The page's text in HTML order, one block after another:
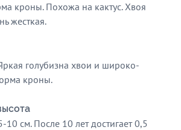
кроны. Похожа на кактус. Хвоя
жесткая.
голубизна хвои и широко-
кроны.
10 см. После 10 лет достигает 0,5